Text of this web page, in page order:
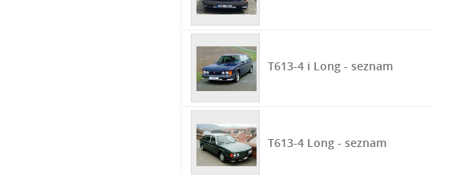
T613-4 i Long - seznam
T613-4 Long - seznam